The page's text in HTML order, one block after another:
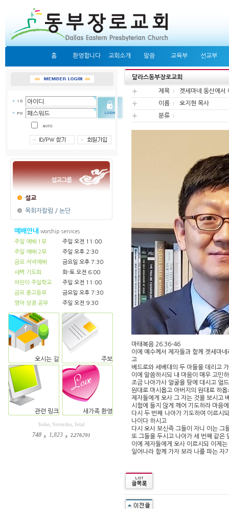
홈 환영합니다 교회소개 말씀 교육부 선교부
설교그룹
설교
목회자칼럼 / 논단
예배안내 worship services
주일 예배 1부
주일 오전 11:00
주일 예배 2부
주일 오후 2:30
금요 저녁예배
금요일 오후 7:30
새벽 기도회
화-토 오전 6:00
어린이 주일학교
주일 오전 11:00
금요 중고등부
금요일 오후 7:30
영어 성경 공부
주일 오전 9:30
오시는 길 주보
관련 링크 새가족 환영
Today, Yesterday, Total
740 , 1,823 , 2,270,701
달라스동부장로교회
제목
겟세마네 동산에서
이름
오지현 목사
분류
마태복음 26:36-46
이에 예수께서 제자들과 함께 겟세마
고
베드로와 세베대의 두 아들을 데리고
이에 말씀하시되 내 마음이 매우 고민
조금 나아가사 얼굴을 땅에 대시고 엎
원대로 마시옵고 아버지의 원대로 하옵
제자들에게 오사 그 자는 것을 보시고
시험에 들지 않게 깨어 기도하라 마음
다시 두 번째 나아가 기도하여 이르시
나이다 하시고
다시 오사 보신즉 그들이 자니 이는 그
또 그들을 두시고 나아가 세 번째 같은
이에 제자들에게 오사 이르시되 이제
일어나라 함께 가자 보라 나를 파는 자